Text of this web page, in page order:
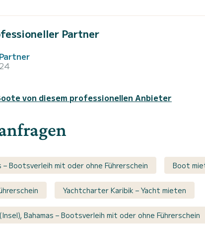
Partner
von diesem professionellen Anbieter
– Bootsverleih mit oder ohne Führerschein Boot
Yachtcharter Karibik – Yacht mieten
Bahamas – Bootsverleih mit oder ohne Führerschein